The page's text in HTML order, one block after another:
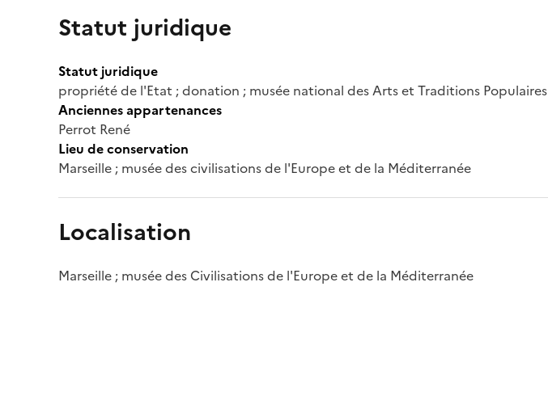
Statut juridique
Statut juridique
propriété de l'Etat ; donation ; musée national des Arts et Traditions Populaires
Anciennes appartenances
Perrot René
Lieu de conservation
Marseille ; musée des civilisations de l'Europe et de la Méditerranée
Localisation
Marseille ; musée des Civilisations de l'Europe et de la Méditerranée